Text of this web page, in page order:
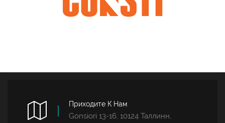
Приходите К Нам
Gonsiori 13-16, 10124 Таллинн,